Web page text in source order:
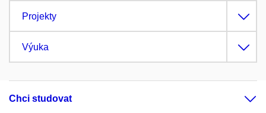
Projekty
Výuka
Chci studovat